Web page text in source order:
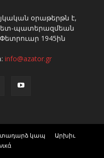
օրաթերթն է,
պատերազմեան
1945ին
info@azator.gr
կապ
Արխիւ